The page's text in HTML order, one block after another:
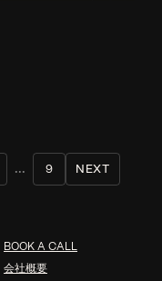
... 9 NEXT
BOOK A CALL
会社概要